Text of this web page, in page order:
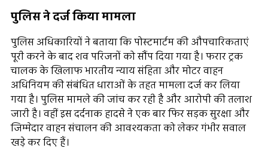
पुलिस ने दर्ज किया मामला
पुलिस अधिकारियों ने बताया कि पोस्टमार्टम की औपचारिकताएं
पूरी करने के बाद शव परिजनों को सौंप दिया गया है। फरार ट्रक
चालक के खिलाफ भारतीय न्याय संहिता और मोटर वाहन
अधिनियम की संबंधित धाराओं के तहत मामला दर्ज कर लिया
गया है। पुलिस मामले की जांच कर रही है और आरोपी की तलाश
जारी है। वहीं इस दर्दनाक हादसे ने एक बार फिर सड़क सुरक्षा और
जिम्मेदार वाहन संचालन की आवश्यकता को लेकर गंभीर सवाल
खड़े कर दिए हैं।